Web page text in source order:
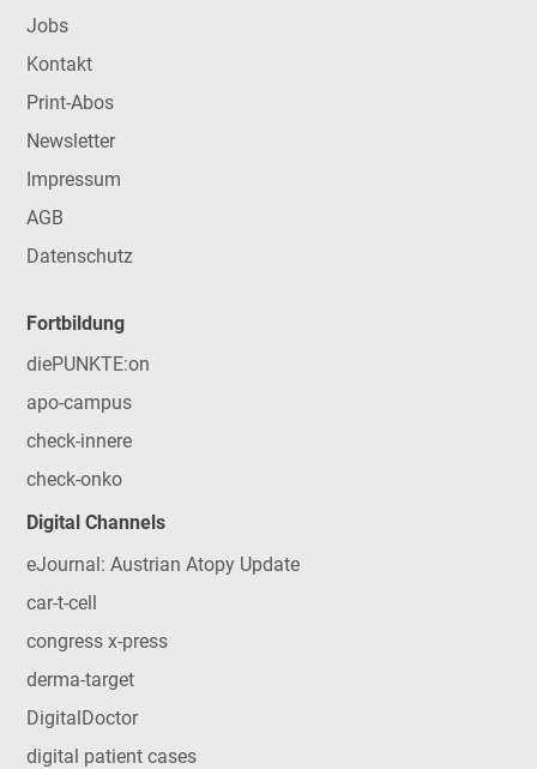
Jobs
Kontakt
Print-Abos
Newsletter
Impressum
AGB
Datenschutz
Fortbildung
diePUNKTE:on
apo-campus
check-innere
check-onko
Digital Channels
eJournal: Austrian Atopy Update
car-t-cell
congress x-press
derma-target
DigitalDoctor
digital patient cases